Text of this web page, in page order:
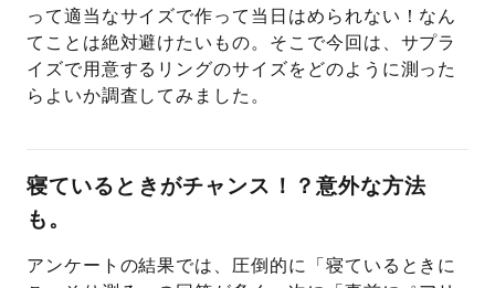
って適当なサイズで作って当日はめられない！なん
てことは絶対避けたいもの。そこで今回は、サプラ
イズで用意するリングのサイズをどのように測った
らよいか調査してみました。
寝ているときがチャンス！？意外な方法
も。
アンケートの結果では、圧倒的に「寝ているときに
場所
言葉
I-PRIMO公式オンラインショップ